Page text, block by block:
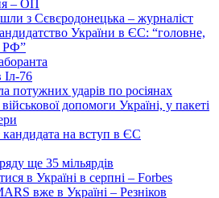
– ОП
з Сєвєродонецька – журналіст
України в ЄС: “головне,
РФ”
Іл-76
потужних ударів по росіянах
допомоги Україні, у пакеті
кандидата на вступ в ЄС
ще 35 мільярдів
в Україні в серпні – Forbes
вже в Україні – Резніков